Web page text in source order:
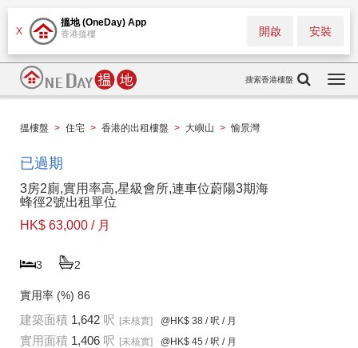
X
搵地 (OneDay) App
香港搵樓 安裝
開啟
搜索香港樓盤
搵樓盤 > 住宅 > 香港的出租樓盤 > 大嶼山 > 愉景灣
已過期
3房2廁,實用率高,星級會所,連車位蔚陽3期海
蜂徑2號出租單位
HK$ 63,000 / 月
3 2
實用率 (%) 86
建築面積 1,642 呎 [未核實] @HK$ 38 / 呎 / 月
實用面積 1,406 呎 [未核實] @HK$ 45 / 呎 / 月